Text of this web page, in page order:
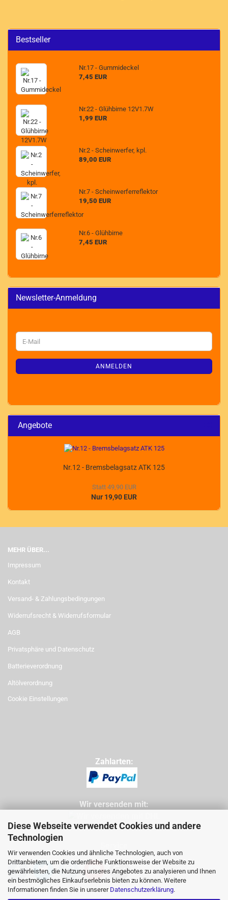
Diese Webseite verwendet Cookies und andere
Technologien
Wir verwenden Cookies und ähnliche Technologien, auch von
Drittanbietern, um die ordentliche Funktionsweise der Website zu
gewährleisten, die Nutzung unseres Angebotes zu analysieren und Ihnen
ein bestmögliches Einkaufserlebnis bieten zu können. Weitere
Informationen finden Sie in unserer Datenschutzerklärung.
Bestseller
Nr.17 - Gummideckel
7,45 EUR
Nr.22 - Glühbirne 12V1.7W
1,99 EUR
Nr.2 - Scheinwerfer, kpl.
89,00 EUR
Nr.7 - Scheinwerferreflektor
19,50 EUR
Nr.6 - Glühbirne
7,45 EUR
Newsletter-Anmeldung
WEITER
ZUR
ANMELDUNG
E-
Mail
ANMELDEN
Angebote
Nr.12 - Bremsbelagsatz ATK 125
Statt 49,90 EUR
Nur 19,90 EUR
MEHR ÜBER...
Impressum
Kontakt
Versand- & Zahlungsbedingungen
Widerrufsrecht & Widerrufsformular
AGB
Privatsphäre und Datenschutz
Batterieverordnung
Altölverordnung
Cookie Einstellungen
Zahlarten:
Wir versenden mit:
Tel: 09971 760732
Mail: info@buggycity.eu